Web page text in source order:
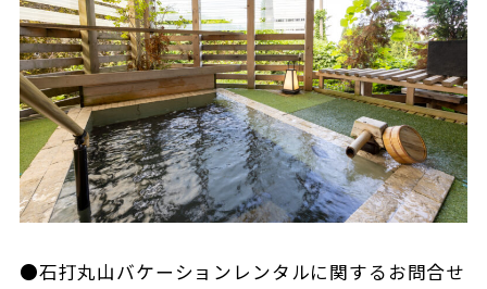
●石打丸山バケーションレンタルに関するお問合せ